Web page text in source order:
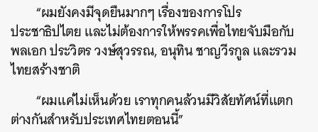
“ผมยังคงมีจุดยืนมากๆ เรื่องของการโปร
ประชาธิปไตย และไม่ต้องการให้พรรคเพื่อไทยจับมือกับ
พลเอก ประวิตร วงษ์สุวรรณ, อนุทิน ชาญวีรกูล และรวม
ไทยสร้างชาติ
“ผมแค่ไม่เห็นด้วย เราทุกคนล้วนมีวิสัยทัศน์ที่แตก
ต่างกันสำหรับประเทศไทยตอนนี้”